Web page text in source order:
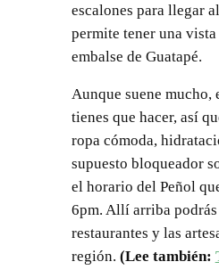
escalones para llegar
permite tener una
embalse de Guatapé.
Aunque suene mucho,
tienes que hacer, así
ropa cómoda,
supuesto bloqueador
el horario del Peñol
6pm. Allí arriba
restaurantes y las
región. (Lee también: